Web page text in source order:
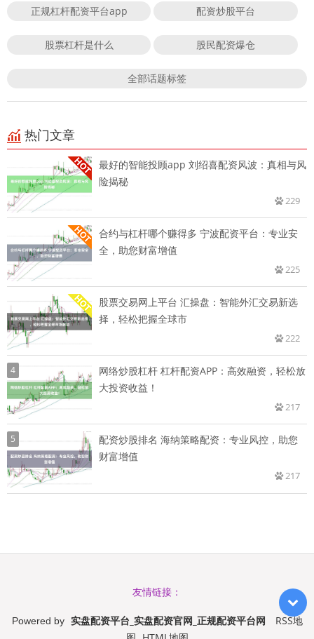
正规杠杆配资平台app 配资炒股平台
股票杠杆是什么 股民配资爆仓
全部话题标签
热门文章
最好的智能投顾app 刘绍喜配资风波：真相与风
险揭秘
229
合约与杠杆哪个赚得多 宁波配资平台：专业安
全，助您财富增值
225
股票交易网上平台 汇操盘：智能外汇交易新选
择，轻松把握全球市
222
4
网络炒股杠杆 杠杆配资APP：高效融资，轻松放
大投资收益！
217
5
配资炒股排名 海纳策略配资：专业风控，助您
财富增值
217
友情链接：
Powered by 实盘配资平台_实盘配资官网_正规配资平台网
RSS地